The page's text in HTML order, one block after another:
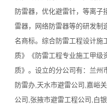
防雷器，优化避雷针，等离子
雷器，网络防雷器等的研发制
名商标。综合防雷工程设计施
质》《防雷工程专业施工甲级
质》。设立的分公司有：兰州
防雷办,天水市避雷公司,嘉峪
公司,张掖市避雷工程公司,白